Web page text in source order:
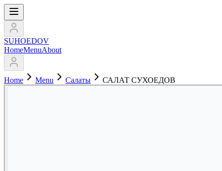
SUHOEDOV
HomeMenuAbout
Home Menu Салаты САЛАТ СУХОЕДОВ